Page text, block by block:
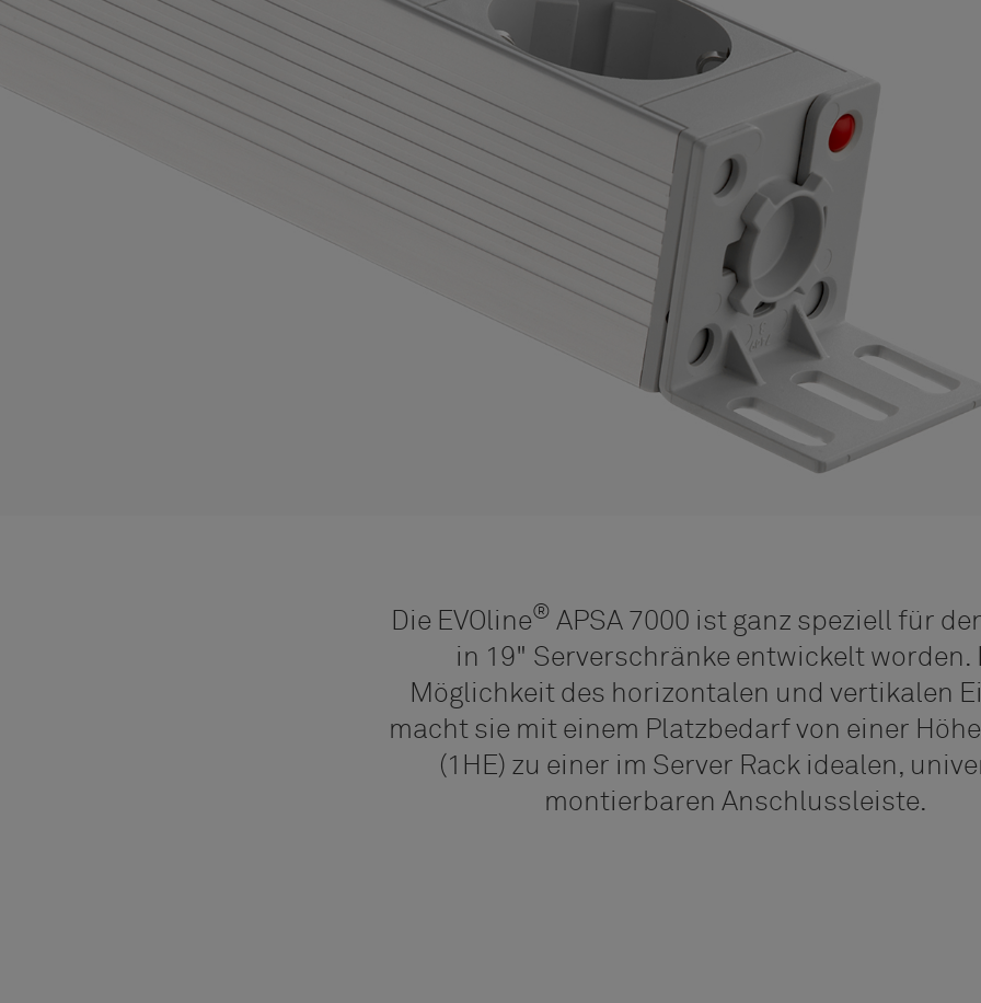
Die EVOline® APSA 7000 ist ganz speziell für
in 19" Serverschränke entwickelt worden.
Möglichkeit des horizontalen und vertikalen
macht sie mit einem Platzbedarf von einer
(1HE) zu einer im Server Rack idealen,
montierbaren Anschlussleiste.